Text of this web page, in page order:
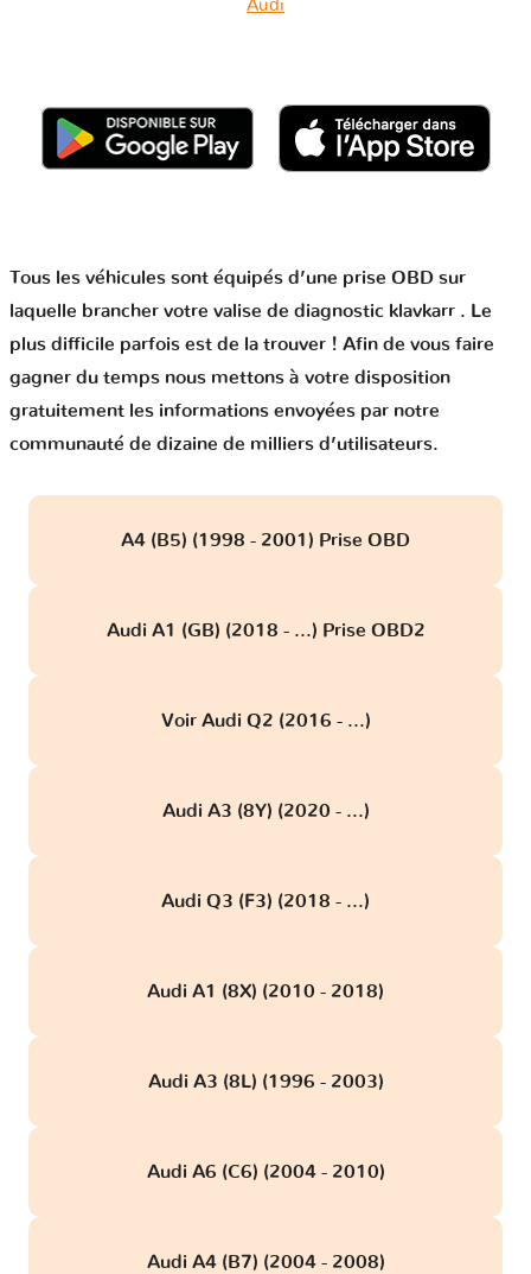
Audi
Tous les véhicules sont équipés d’une prise OBD sur
laquelle brancher votre valise de diagnostic klavkarr . Le
plus difficile parfois est de la trouver ! Afin de vous faire
gagner du temps nous mettons à votre disposition
gratuitement les informations envoyées par notre
communauté de dizaine de milliers d’utilisateurs.
A4 (B5) (1998 - 2001) Prise OBD
Audi A1 (GB) (2018 - ...) Prise OBD2
Voir Audi Q2 (2016 - ...)
Audi A3 (8Y) (2020 - ...)
Audi Q3 (F3) (2018 - ...)
Audi A1 (8X) (2010 - 2018)
Audi A3 (8L) (1996 - 2003)
Audi A6 (C6) (2004 - 2010)
Audi A4 (B7) (2004 - 2008)